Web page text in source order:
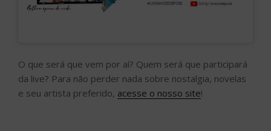
O que será que vem por aí? Quem será que participará
da live? Para não perder nada sobre nostalgia, novelas
e seu artista preferido, acesse o nosso site!